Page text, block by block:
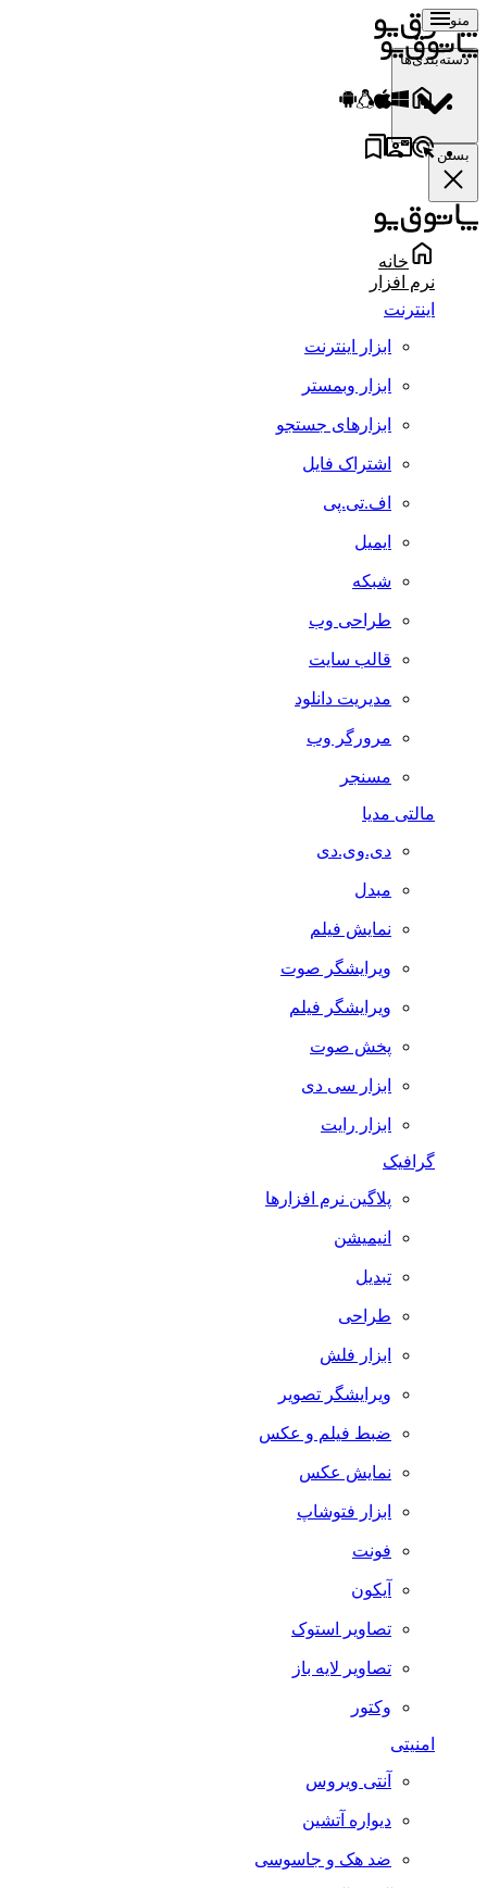
منو
دسته‌بندی‌ها
بستن
خانه
نرم افزار
اینترنت
ابزار اینترنت
ابزار وبمستر
ابزارهای جستجو
اشتراک فایل
اف.تی.پی
ایمیل
شبکه
طراحی وب
قالب سایت
مدیریت دانلود
مرورگر وب
مسنجر
مالتی مدیا
دی.وی.دی
مبدل
نمایش فیلم
ویرایشگر صوت
ویرایشگر فیلم
پخش صوت
ابزار سی دی
ابزار رایت
گرافیک
پلاگین نرم افزارها
انیمیشن
تبدیل
طراحی
ابزار فلش
ویرایشگر تصویر
ضبط فيلم و عكس
نمایش عکس
ابزار فتوشاپ
فونت
آیکون
تصاویر استوک
تصاویر لایه باز
وکتور
امنیتی
آنتی ویروس
دیواره آتشین
ضد هک و جاسوسی